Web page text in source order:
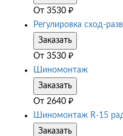
От 3530 ₽
Регулировка сход-
Заказать
От 3530 ₽
Шиномонтаж
Заказать
От 2640 ₽
Шиномонтаж R-15
Заказать